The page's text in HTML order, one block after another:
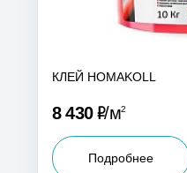
КЛЕЙ HOMAKOLL
8 430Р м2
Подробнее